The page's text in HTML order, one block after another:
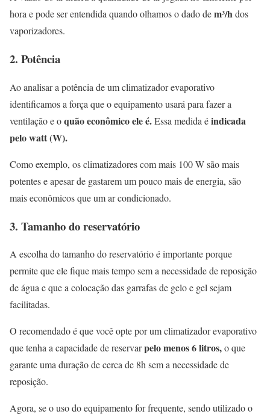
hora e pode ser entendida quando olhamos o dado dem³/hdos
vaporizadores.
2. Potência
Ao analisar a potência de um climatizador evaporativo
identificamos a força que o equipamento usará para fazer a
ventilação e oquão econômico ele é.Essa medida éindicada
pelo watt (W).
Como exemplo, os climatizadores com mais 100 W são mais
potentes e apesar de gastarem um pouco mais de energia, são
mais econômicos que um ar condicionado.
3. Tamanho do reservatório
A escolha do tamanho do reservatório é importante porque
permite que ele fique mais tempo sem a necessidade de reposição
de água e que a colocação das garrafas de gelo e gel sejam
facilitadas.
O recomendado é que você opte por um climatizador evaporativo
que tenha a capacidade de reservarpelo menos 6 litros,o que
garante uma duração de cerca de 8h sem a necessidade de
reposição.
Agora, se o uso do equipamento for frequente, sendo utilizado o